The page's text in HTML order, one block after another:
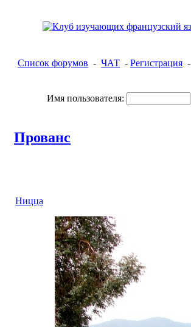
Список форумов - ЧАТ - Регистрация -
Имя пользователя:
Прованс
Ницца